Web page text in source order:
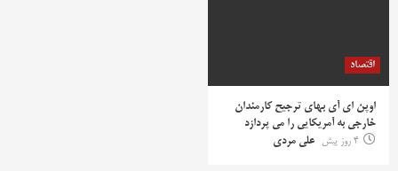
اقتصاد
اوپن ای آی بهای ترجیح کارمندان
خارجی به آمریکایی را می پردازد
4 روز پیش
علی مردی